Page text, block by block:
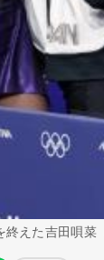
えた吉田唄菜